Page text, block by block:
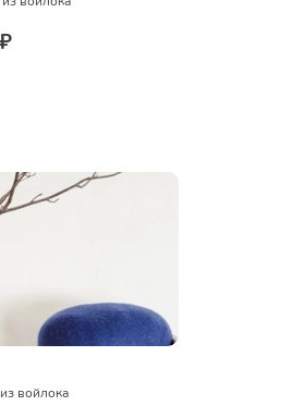
войлока